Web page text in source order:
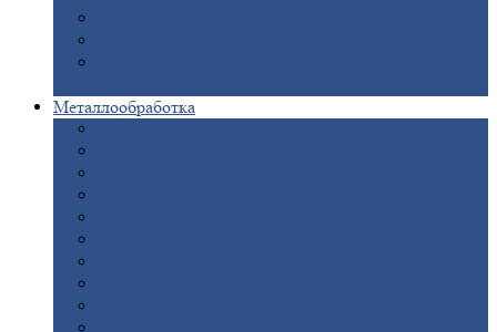
Металлообработка